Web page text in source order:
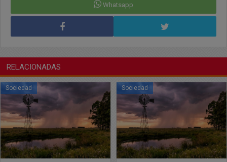
Whatsapp
RELACIONADAS
Sociedad Sociedad